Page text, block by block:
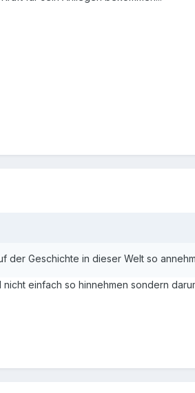
der Geschichte in dieser Welt so
einfach so hinnehmen sondern